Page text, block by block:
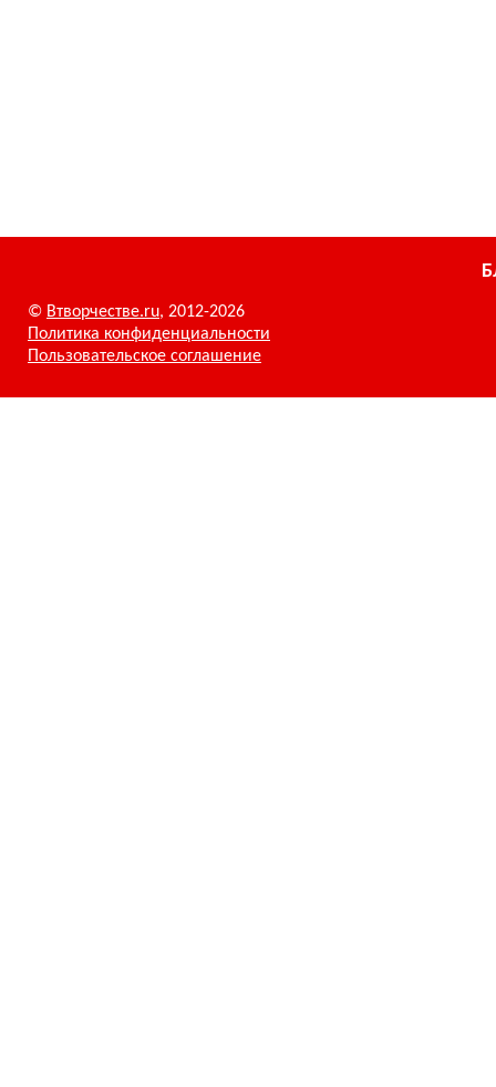
© Втворчестве.ru, 2012-2026
Политика конфиденциальности
Пользовательское соглашение